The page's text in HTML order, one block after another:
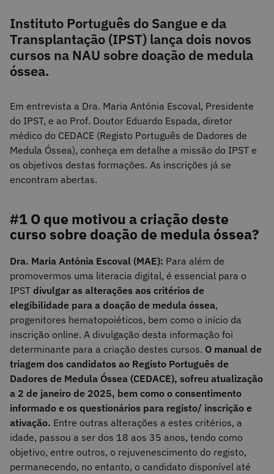
Instituto Português do Sangue e da
Transplantação (IPST) lança dois novos
cursos na NAU sobre doação de medula
óssea.
Em entrevista a Dra. Maria Antónia Escoval, Presidente
do IPST, e ao Prof. Doutor Eduardo Espada, diretor
médico do CEDACE (Registo Português de Dadores de
Medula Óssea), conheça em detalhe a missão do IPST e
os objetivos destas formações. As inscrições já se
encontram abertas.
#1 O que motivou a criação deste
curso sobre doação de medula óssea?
Dra. Maria Antónia Escoval (MAE): Para além de
promovermos uma literacia digital, é essencial para o
IPST divulgar as alterações aos critérios de
elegibilidade para a doação de medula óssea,
progenitores hematopoiéticos, bem como o início da
inscrição online. A divulgação desta informação foi
determinante para a criação destes cursos. O manual de
triagem dos candidatos ao Registo Português de
Dadores de Medula Óssea (CEDACE), sofreu atualização
a 2 de janeiro de 2025, bem como o consentimento
informado e os questionários para registo/ inscrição e
ativação. Entre outras alterações a estes critérios, a
idade, passou a ser dos 18 aos 35 anos, tendo como
objetivo, entre outros, o rejuvenescimento do registo,
permanecendo, no entanto, o candidato disponível até